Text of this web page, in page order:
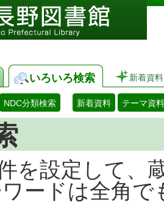
いろいろ検索 新着資料
NDC分類検索 新着資料 テーマ資料
を設定して、
ードは全角